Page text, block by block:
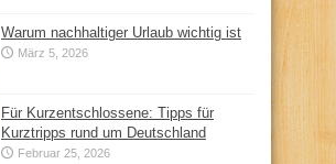
Warum nachhaltiger Urlaub wichtig ist
März 5, 2026
Für Kurzentschlossene: Tipps für
Kurztripps rund um Deutschland
Februar 25, 2026